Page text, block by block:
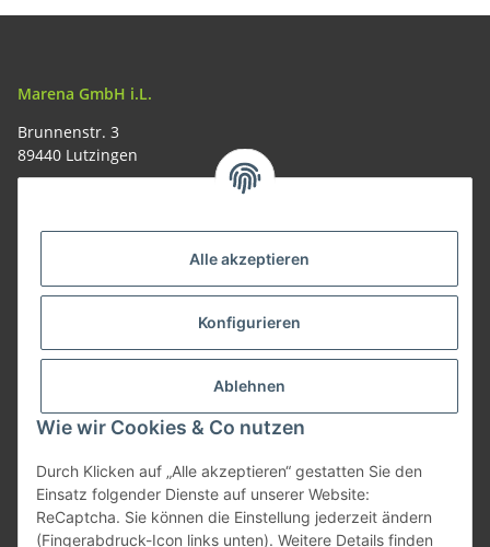
Alle akzeptieren
Konfigurieren
Ablehnen
Wie wir Cookies & Co nutzen
Durch Klicken auf „Alle akzeptieren“ gestatten Sie den
Einsatz folgender Dienste auf unserer Website:
ReCaptcha. Sie können die Einstellung jederzeit ändern
(Fingerabdruck-Icon links unten). Weitere Details finden
Marena GmbH i.L.
Brunnenstr. 3
89440 Lutzingen
Vertrag widerrufen